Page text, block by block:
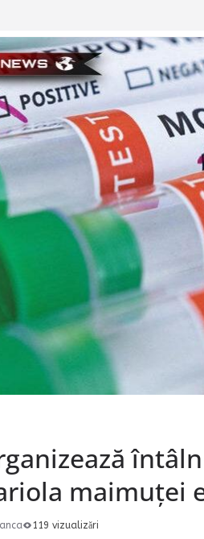
maimuței
anca 119 vizualizări